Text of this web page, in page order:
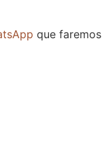
que faremos